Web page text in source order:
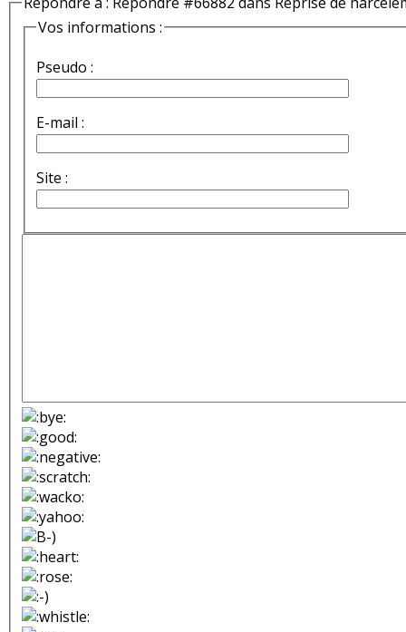
Vos informations :
Pseudo :
E-mail :
Site :